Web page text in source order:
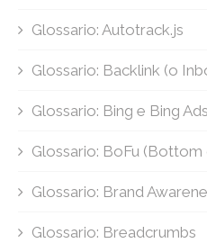
Glossario: Autotrack.js
Glossario: Backlink (o
Glossario: Bing e Bing Ads
Glossario: BoFu (Bottom
Glossario: Brand
Glossario: Breadcrumbs